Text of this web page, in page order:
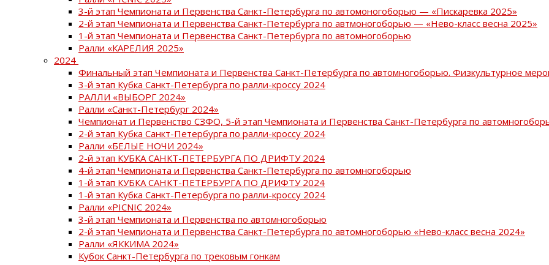
3-й этап Чемпионата и Первенства Санкт-Петербурга по автомоногоборью — «Пискаревка 2025»
2-й этап Чемпионата и Первенства Санкт-Петербурга по автмоногоборью — «Нево-класс весна 2025»
1-й этап Чемпионата и Первенства Санкт-Петербурга по автомногоборью
Ралли «КАРЕЛИЯ 2025»
2024
Финальный этап Чемпионата и Первенства Санкт-Петербурга по автомногоборью. Физкультурное
3-й этап Кубка Санкт-Петербурга по ралли-кроссу 2024
РАЛЛИ «ВЫБОРГ 2024»
Ралли «Санкт-Петербург 2024»
Чемпионат и Первенство СЗФО, 5-й этап Чемпионата и Первенства Санкт-Петербурга по
2-й этап Кубка Санкт-Петербурга по ралли-кроссу 2024
Ралли «БЕЛЫЕ НОЧИ 2024»
2-й этап КУБКА САНКТ-ПЕТЕРБУРГА ПО ДРИФТУ 2024
4-й этап Чемпионата и Первенства Санкт-Петербурга по автомногоборью
1-й этап КУБКА САНКТ-ПЕТЕРБУРГА ПО ДРИФТУ 2024
1-й этап Кубка Санкт-Петербурга по ралли-кроссу 2024
Ралли «PICNIC 2024»
3-й этап Чемпионата и Первенства по автомногоборью
2-й этап Чемпионата и Первенства Санкт-Петербурга по автомногоборью «Нево-класс весна 2024»
Ралли «ЯККИМА 2024»
Кубок Санкт-Петербурга по трековым гонкам